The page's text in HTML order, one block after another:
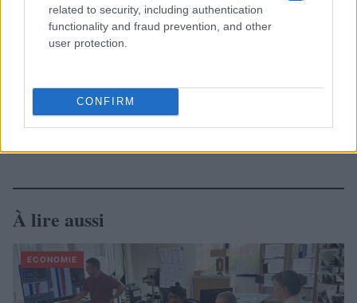
related to security, including authentication
functionality and fraud prevention, and other
user protection.
CONFIRM
À lire aussi
ECONOMIE